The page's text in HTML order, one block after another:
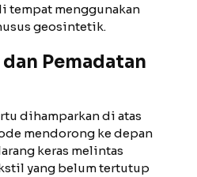
tempat menggunakan
geosintetik.
Pemadatan
dihamparkan di atas
mendorong ke depan
keras melintas
yang belum tertutup